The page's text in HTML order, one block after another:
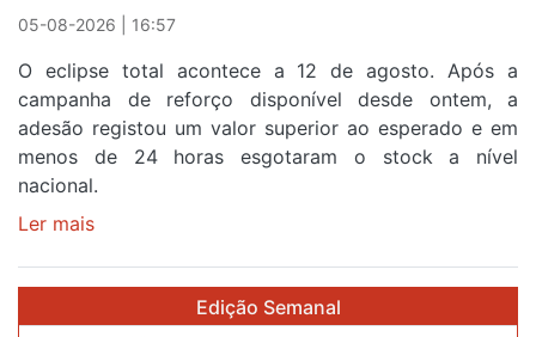
Sintra
primeira
etapa
da
87ª
Volta
05-08-2026 | 16:57
O eclipse total acontece a 12 de agosto. Após a
campanha de reforço disponível desde ontem, a
adesão registou um valor superior ao esperado e em
menos de 24 horas esgotaram o stock a nível
nacional.
Ler mais
Edição Semanal